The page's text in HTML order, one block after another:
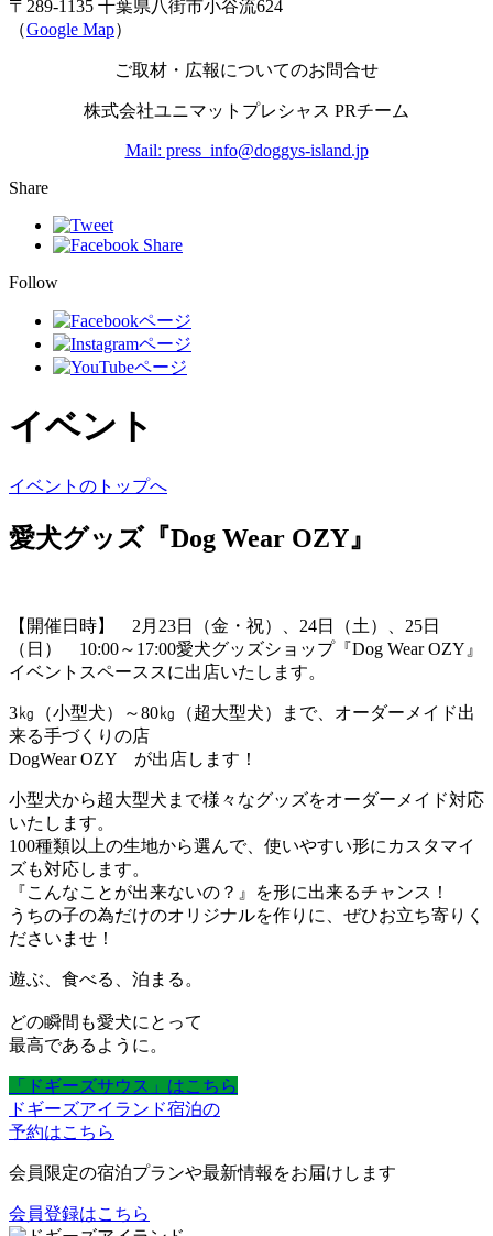
〒289-1135 千葉県八街市小谷流624
（Google Map）
ご取材・広報についてのお問合せ
株式会社ユニマットプレシャス PRチーム
Mail: press_info@doggys-island.jp
Share
Follow
イベント
イベントのトップへ
愛犬グッズ『Dog Wear OZY』
【開催日時】 2月23日（金・祝）、24日（土）、25日
（日） 10:00～17:00愛犬グッズショップ『Dog Wear OZY』
イベントスペーススに出店いたします。
3㎏（小型犬）～80㎏（超大型犬）まで、オーダーメイド出
来る手づくりの店
DogWear OZY が出店します！
小型犬から超大型犬まで様々なグッズをオーダーメイド対応
いたします。
100種類以上の生地から選んで、使いやすい形にカスタマイ
ズも対応します。
『こんなことが出来ないの？』を形に出来るチャンス！
うちの子の為だけのオリジナルを作りに、ぜひお立ち寄りく
ださいませ！
遊ぶ、食べる、泊まる。
どの瞬間も愛犬にとって
最高であるように。
「ドギーズサウス」はこちら
ドギーズアイランド宿泊の
予約はこちら
会員限定の宿泊プランや最新情報をお届けします
会員登録はこちら